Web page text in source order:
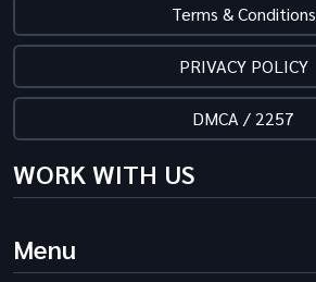
Terms & Conditions
PRIVACY POLICY
DMCA / 2257
WORK WITH US
Menu